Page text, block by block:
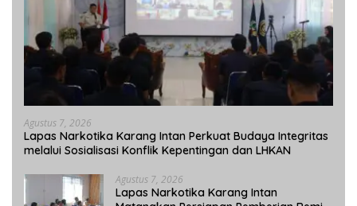
Agustus 7, 2026
Lapas Narkotika Karang Intan Perkuat Budaya Integritas
melalui Sosialisasi Konflik Kepentingan dan LHKAN
Agustus 7, 2026
Lapas Narkotika Karang Intan